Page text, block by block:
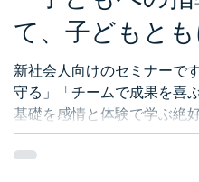
て、子どもと
間〜」の研修紹
新社会人向けのセミナーで
守る」「チームで成果を喜
基礎を感情と体験で学ぶ絶
私たちと一緒に貴重な2日
な社会人になっていってくだ